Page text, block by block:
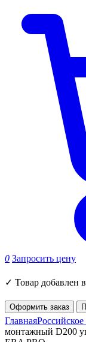
0 Запросить цену
✓ Товар добавлен
Оформить заказ
Главная
монтажный D200